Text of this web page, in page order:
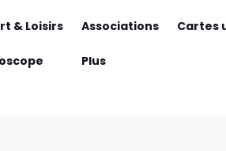
& Loisirs Associations Cartes
Plus